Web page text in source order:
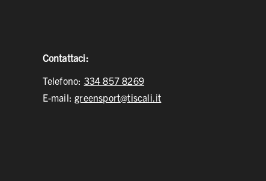
Contattaci:
Telefono: 334 857 8269
E-mail:greensport@tiscali.it